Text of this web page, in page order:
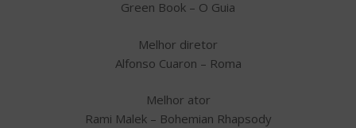
Green Book – O Guia
Melhor diretor
Alfonso Cuaron – Roma
Melhor ator
Rami Malek – Bohemian Rhapsody